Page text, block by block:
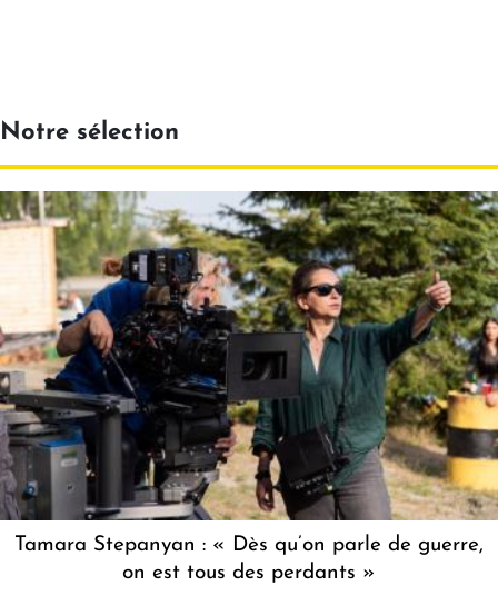
Notre sélection
Tamara Stepanyan : « Dès qu’on parle de guerre,
on est tous des perdants »